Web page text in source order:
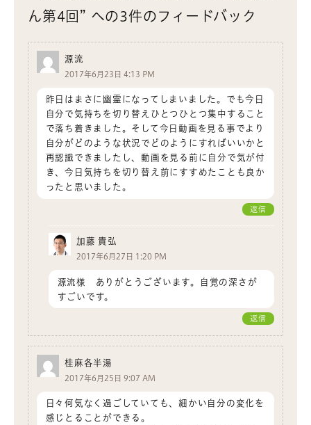
ん第4回” への3件のフィードバック
源流
2017年6月23日 4:13 PM
昨日はまさに幽霊になってしまいました。でも今日
自分で気持ちを切り替えひとつひとつ集中すること
で落ち着きました。そして今日動画を見る事でより
自分がどのような状況でどのようにすればいいかと
再認識できましたし、動画を見る前に自分で気が付
き、今日気持ちを切り替え前にすすめたことも良か
ったと思いました。
返信
加藤 貴弘
2017年6月27日 1:20 PM
源流様 ありがとうございます。自覚の深さが
すごいです。
返信
桂麻各半湯
2017年6月25日 9:07 AM
日々何気なく過ごしていても、細かい自分の変化を
感じとることができる。